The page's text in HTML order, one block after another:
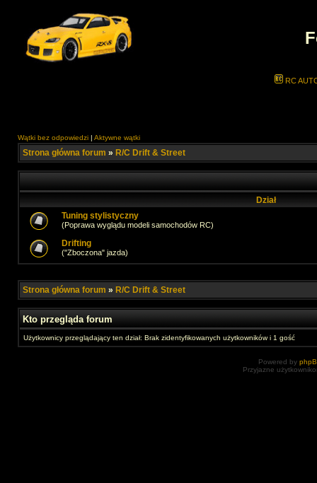
RC
Wątki bez odpowiedzi | Aktywne wątki
Strona główna forum » R/C Drift & Street
Dział
Tuning stylistyczny
(Poprawa wyglądu modeli samochodów RC)
Drifting
("Zboczona" jazda)
Strona główna forum » R/C Drift & Street
Kto przegląda forum
Użytkownicy przeglądający ten dział: Brak zidentyfikowanych użytkowników i 1 gość
Powered by
Przyjazne